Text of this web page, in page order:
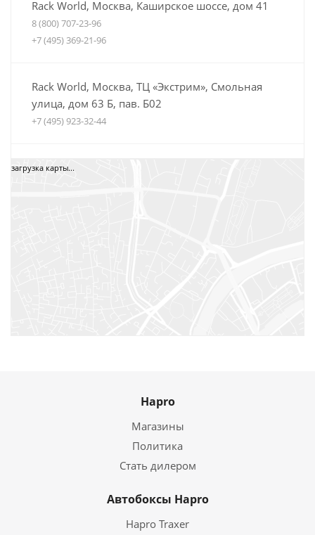
Rack World, Москва, Каширское шоссе, дом 41
8 (800) 707-23-96
+7 (495) 369-21-96
Rack World, Москва, ТЦ «Экстрим», Смольная
улица, дом 63 Б, пав. Б02
+7 (495) 923-32-44
Автобагажники Boxteam.ru, ТЦ СпортЕХ, Москва,
загрузка карты...
Hapro
Магазины
Политика
Стать дилером
Автобоксы Hapro
Hapro Traxer